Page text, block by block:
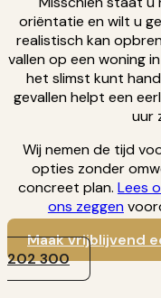
oriëntatie en wilt u
realistisch kan
vallen op een woning
het slimst kunt
gevallen helpt een
uur
Wij nemen de tijd
opties zonder
concreet plan. Lees
ons zeggen
Maak vrijblijvend
202 300